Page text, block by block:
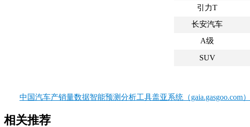
引力T
长安汽车
A级
SUV
中国汽车产销量数据智能预测分析工具盖亚系统（gaia.gasgoo.com）
相关推荐